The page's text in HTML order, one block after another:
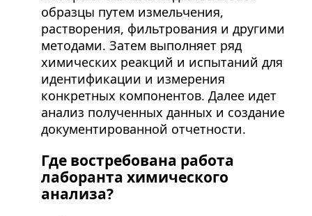
образцы путем измельчения,
растворения, фильтрования и другими
методами. Затем выполняет ряд
химических реакций и испытаний для
идентификации и измерения
конкретных компонентов. Далее идет
анализ полученных данных и создание
документированной отчетности.
Где востребована работа
лаборанта химического
анализа?